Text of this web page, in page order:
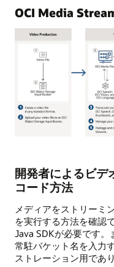
OCI Media
が
作
成
さ
Oracle
Cloud
Infrastructure
Object
Storage
に
開発者によるビデ
コード方法
メディアをストリーミ
を実行する方法を確認
Java SDKが必要です。
常駐バケット名を入力
ストレーション用であ